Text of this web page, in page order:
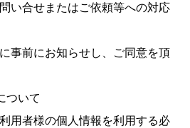
い合せまたはご依頼等への対応
事前にお知らせし、ご同意を頂
ついて
用者様の個人情報を利用する必